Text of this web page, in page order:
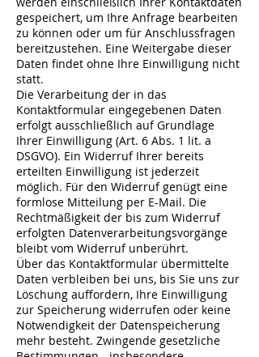
gespeichert, um Ihre Anfrage bearbeiten
zu können oder um für Anschlussfragen
bereitzustehen. Eine Weitergabe dieser
Daten findet ohne Ihre Einwilligung nicht
statt.
Die Verarbeitung der in das
Kontaktformular eingegebenen Daten
erfolgt ausschließlich auf Grundlage
Ihrer Einwilligung (Art. 6 Abs. 1 lit. a
DSGVO). Ein Widerruf Ihrer bereits
erteilten Einwilligung ist jederzeit
möglich. Für den Widerruf genügt eine
formlose Mitteilung per E-Mail. Die
Rechtmäßigkeit der bis zum Widerruf
erfolgten Datenverarbeitungsvorgänge
bleibt vom Widerruf unberührt.
Über das Kontaktformular übermittelte
Daten verbleiben bei uns, bis Sie uns zur
Löschung auffordern, Ihre Einwilligung
zur Speicherung widerrufen oder keine
Notwendigkeit der Datenspeicherung
mehr besteht. Zwingende gesetzliche